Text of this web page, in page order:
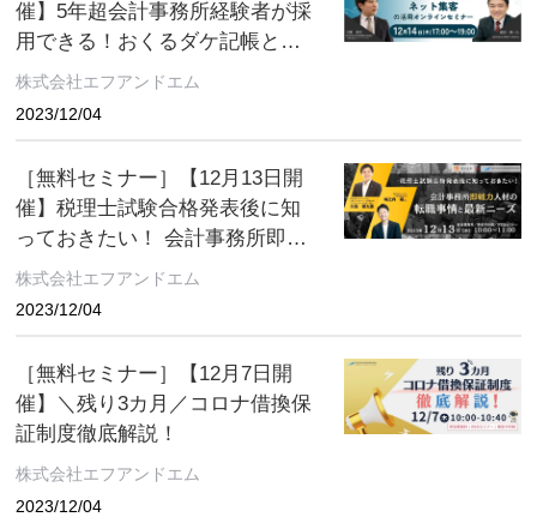
催】5年超会計事務所経験者が採
用できる！おくるダケ記帳とネ
ット集客の活用
株式会社エフアンドエム
2023/12/04
［無料セミナー］【12月13日開
催】税理士試験合格発表後に知
っておきたい！ 会計事務所即戦
力人材の転職事情と最新ニーズ
株式会社エフアンドエム
2023/12/04
［無料セミナー］【12月7日開
催】＼残り3カ月／コロナ借換保
証制度徹底解説！
株式会社エフアンドエム
2023/12/04